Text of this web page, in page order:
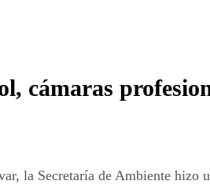
cámaras
la Secretaría de Ambiente hizo